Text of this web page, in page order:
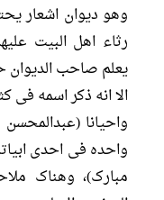
وهو دیوان اشعار
رثاء اهل البیت
یعلم صاحب الدیوان
الا انه ذکر اسمه فی
واحیانا
واحده فی احدی
مبارک)، وهناک